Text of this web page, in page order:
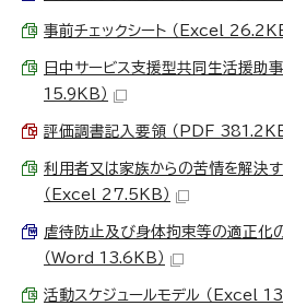
事前チェックシート （Excel 26.2KB
日中サービス支援型共同生活援助
15.9KB）
評価調書記入要領 （PDF 381.2KB
利用者又は家族からの苦情を解決
（Excel 27.5KB）
虐待防止及び身体拘束等の適正化
（Word 13.6KB）
活動スケジュールモデル （Excel